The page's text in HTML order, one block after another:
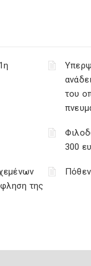
του
300
της